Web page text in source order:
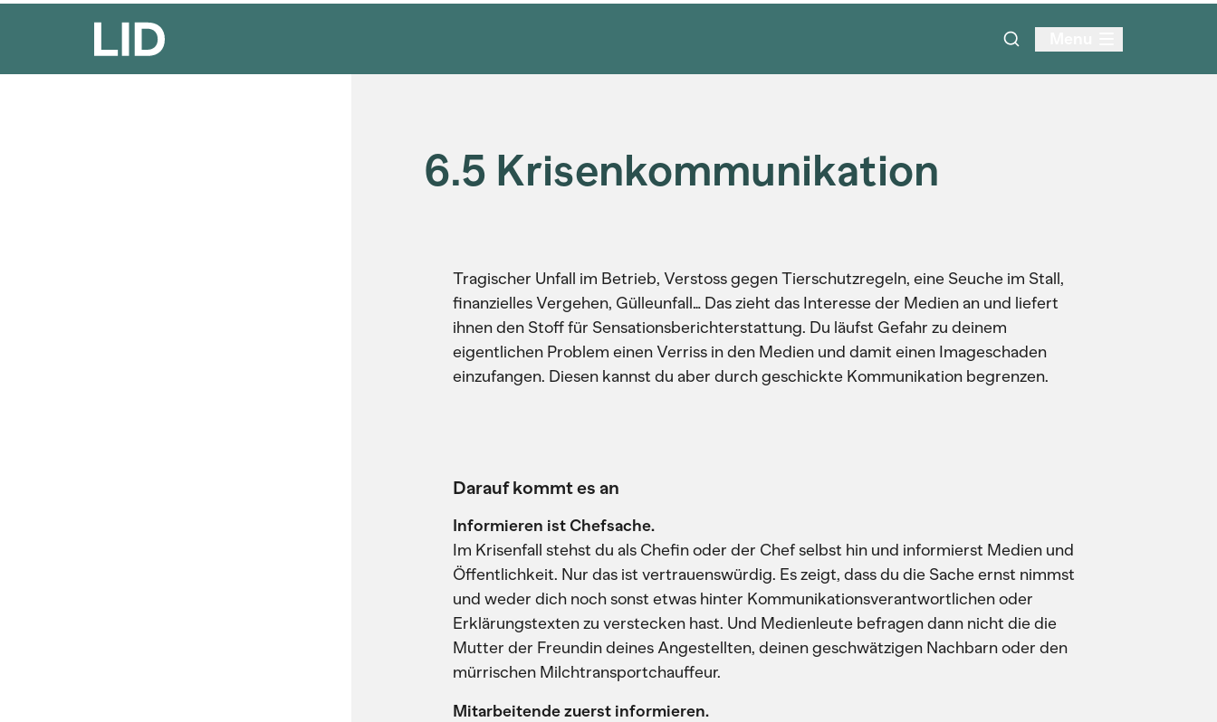
6.5 Krisenkommunikation
Tragischer Unfall im Betrieb, Verstoss gegen Tierschutzregeln, eine Seuche im Stall,
finanzielles Vergehen, Gülleunfall… Das zieht das Interesse der Medien an und liefert
ihnen den Stoff für Sensationsberichterstattung. Du läufst Gefahr zu deinem
eigentlichen Problem einen Verriss in den Medien und damit einen Imageschaden
einzufangen. Diesen kannst du aber durch geschickte Kommunikation begrenzen.
Darauf kommt es an
Informieren ist Chefsache.
Im Krisenfall stehst du als Chefin oder der Chef selbst hin und informierst Medien und
Öffentlichkeit. Nur das ist vertrauenswürdig. Es zeigt, dass du die Sache ernst nimmst
und weder dich noch sonst etwas hinter Kommunikationsverantwortlichen oder
Erklärungstexten zu verstecken hast. Und Medienleute befragen dann nicht die die
Mutter der Freundin deines Angestellten, deinen geschwätzigen Nachbarn oder den
mürrischen Milchtransportchauffeur.
Mitarbeitende zuerst informieren.